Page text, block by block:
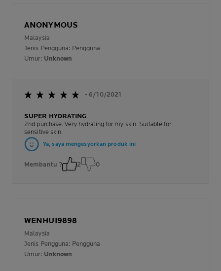
ANONYMOUS
Malaysia
Jenis Pengguna: Pengguna
Umur: Unknown
- 6/10/2021
SUPER HYDRATING
2nd purchase. Very hydrating for my skin. Suitable for
sensitive skin.
Ya, saya mengesyorkan produk ini
Membantu ? 2 0
WENHUI9898
Malaysia
Jenis Pengguna: Pengguna
Umur: Unknown